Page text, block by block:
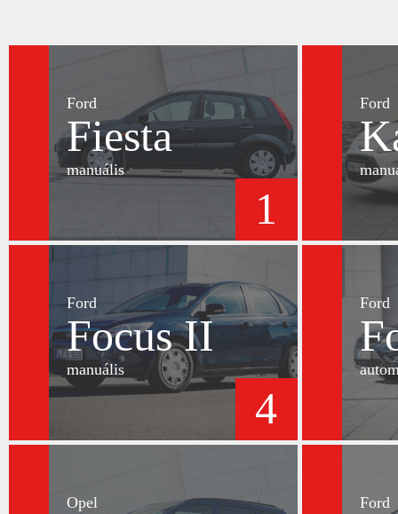
Ford
Fiesta
manuális
1
Ford
Ford
Focus II
manuális
4
Ford
Opel Ford